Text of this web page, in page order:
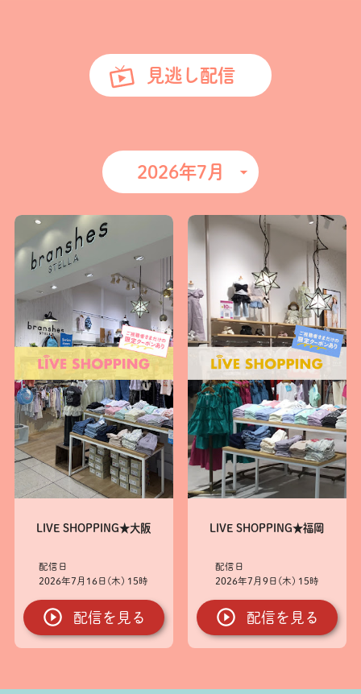
見逃し配信
LIVE SHOPPING★大阪
2026年7月16日(木) 15時
配信を見る
LIVE SHOPPING★福岡
2026年7月9日(木) 15時
配信を見る